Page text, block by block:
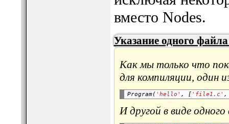
вместо Nodes.
Указание одного
Как мы только что
для компиляции, один
Program( 'hello' , [ 'file1.c'
И другой в виде